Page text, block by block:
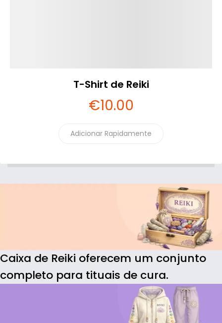
T-Shirt de Reiki
€10.00
Adicionar Rapidamente
Caixa de Reiki oferecem um conjunto
completo para tituais de cura.